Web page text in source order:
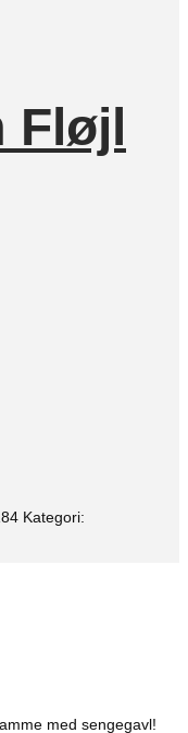
Fløjl
Kategori:
med sengegavl!